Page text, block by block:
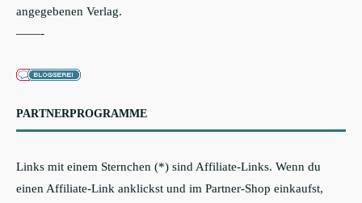
angegebenen Verlag.
——-
PARTNERPROGRAMME
Links mit einem Sternchen (*) sind Affiliate-Links. Wenn du
einen Affiliate-Link anklickst und im Partner-Shop einkaufst,